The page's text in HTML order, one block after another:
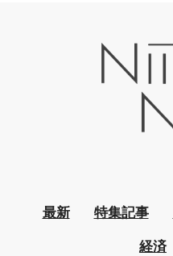
最新 特集記事
経済